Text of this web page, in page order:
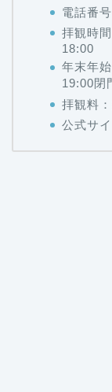
電話番
拝観時
18:00
年末年
19:00閉
拝観料
公式サイ